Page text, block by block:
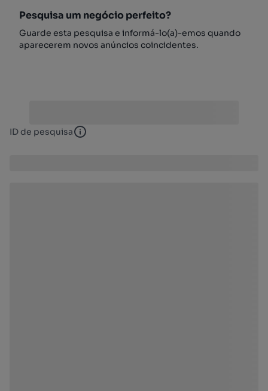
Pesquisa um negócio perfeito?
Guarde esta pesquisa e informá-lo(a)-emos quando
aparecerem novos anúncios coincidentes.
ID de pesquisa ID de pesquisa